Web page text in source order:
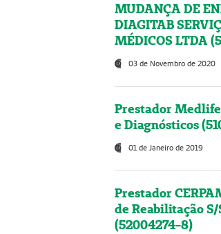
MUDANÇA DE
DIAGITAB
MÉDICOS LTDA
03 de Novembro de 2020
Prestador
e Diagnósticos
01 de Janeiro de 2019
Prestador
de Reabilitação
(52004274-8)